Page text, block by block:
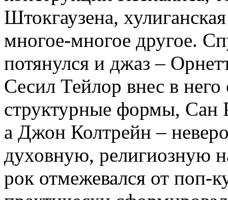
Штокгаузена,
многое-многое другое.
потянулся и джаз –
Сесил Тейлор внес в
структурные формы, Сан
а Джон Колтрейн –
духовную, религиозную
рок отмежевался от поп-